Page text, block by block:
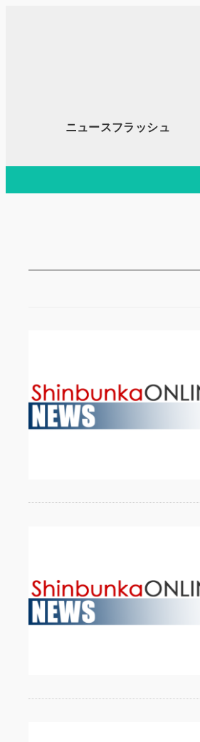
移
ニュースフラッシュ